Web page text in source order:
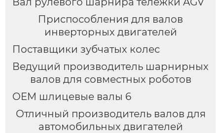
Приспособления для валов
инверторных двигателей
Поставщики зубчатых колес
Ведущий производитель шарнирных
валов для совместных роботов
OEM шлицевые валы 6
Отличный производитель валов для
автомобильных двигателей